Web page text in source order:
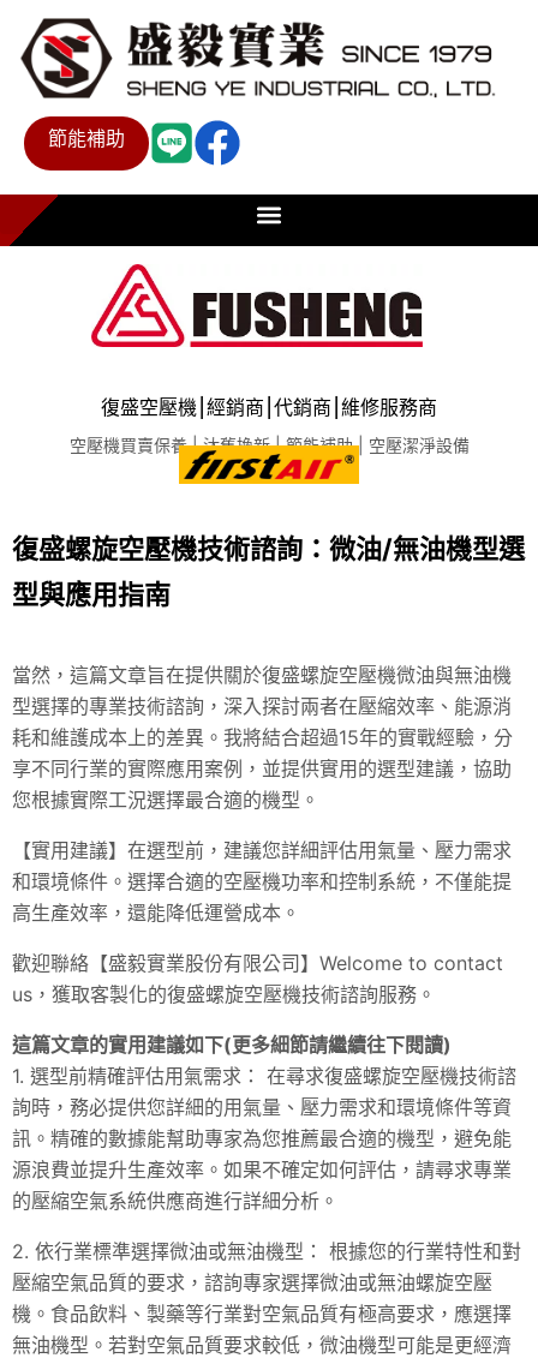
節能補助
復盛空壓機⎮經銷商⎮代銷商⎮維修服務商
空壓機買賣保養 | 汰舊換新 | 節能補助 | 空壓潔淨設備
復盛螺旋空壓機技術諮詢：微油/無油機型選
型與應用指南
當然，這篇文章旨在提供關於復盛螺旋空壓機微油與無油機
型選擇的專業技術諮詢，深入探討兩者在壓縮效率、能源消
耗和維護成本上的差異。我將結合超過15年的實戰經驗，分
享不同行業的實際應用案例，並提供實用的選型建議，協助
您根據實際工況選擇最合適的機型。
【實用建議】在選型前，建議您詳細評估用氣量、壓力需求
和環境條件。選擇合適的空壓機功率和控制系統，不僅能提
高生產效率，還能降低運營成本。
歡迎聯絡【盛毅實業股份有限公司】Welcome to contact
us，獲取客製化的復盛螺旋空壓機技術諮詢服務。
這篇文章的實用建議如下(更多細節請繼續往下閱讀)
1. 選型前精確評估用氣需求： 在尋求復盛螺旋空壓機技術諮
詢時，務必提供您詳細的用氣量、壓力需求和環境條件等資
訊。精確的數據能幫助專家為您推薦最合適的機型，避免能
源浪費並提升生產效率。如果不確定如何評估，請尋求專業
的壓縮空氣系統供應商進行詳細分析。
2. 依行業標準選擇微油或無油機型： 根據您的行業特性和對
壓縮空氣品質的要求，諮詢專家選擇微油或無油螺旋空壓
機。食品飲料、製藥等行業對空氣品質有極高要求，應選擇
無油機型。若對空氣品質要求較低，微油機型可能是更經濟